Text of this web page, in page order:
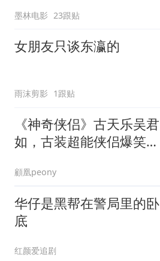
墨林电影 23跟贴
女朋友只谈东瀛的
雨沫剪影 1跟贴
《神奇侠侣》古天乐吴君
如，古装超能侠侣爆笑互
顧凰peony
华仔是黑帮在警局里的卧
底
红颜爱追剧